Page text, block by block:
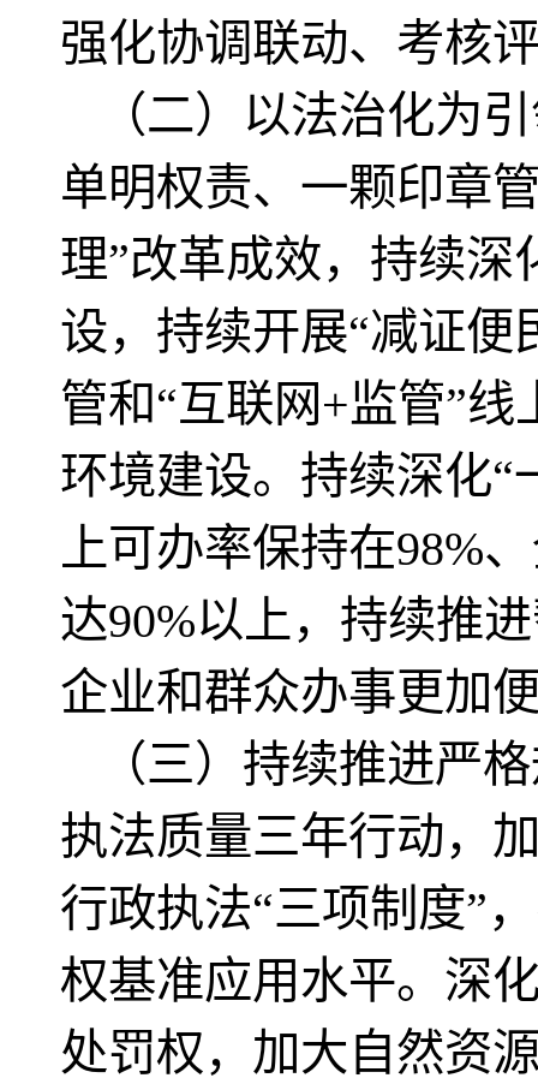
强化协调联动、考核
（二）以法治化为
单明权责、一颗印章
理”改革成效，持续深
设，持续开展“减证便
管和“互联网+监管”
环境建设。持续深化“
上可办率保持在98%
达90%以上，持续推
企业和群众办事更加
（三）持续推进严
执法质量三年行动，
行政执法“三项制度”
权基准应用水平。深
处罚权，加大自然资